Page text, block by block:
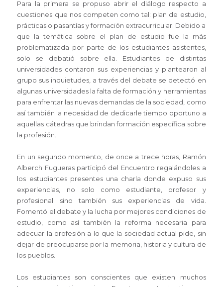
Para la primera se propuso abrir el diálogo respecto a
cuestiones que nos competen como tal: plan de estudio,
prácticas o pasantías y formación extracurricular. Debido a
que la temática sobre el plan de estudio fue la más
problematizada por parte de los estudiantes asistentes,
solo se debatió sobre ella. Estudiantes de distintas
universidades contaron sus experiencias y plantearon al
grupo sus inquietudes, a través del debate se detectó en
algunas universidades la falta de formación y herramientas
para enfrentar las nuevas demandas de la sociedad, como
así también la necesidad de dedicarle tiempo oportuno a
aquellas cátedras que brindan formación específica sobre
la profesión.
En un segundo momento, de once a trece horas, Ramón
Alberch Fugueras participó del Encuentro regalándoles a
los estudiantes presentes una charla donde expuso sus
experiencias, no solo como estudiante, profesor y
profesional sino también sus experiencias de vida.
Fomentó el debate y la lucha por mejores condiciones de
estudio, como así también la reforma necesaria para
adecuar la profesión a lo que la sociedad actual pide, sin
dejar de preocuparse por la memoria, historia y cultura de
los pueblos.
Los estudiantes son conscientes que existen muchos